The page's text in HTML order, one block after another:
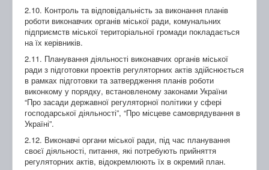
2.10. Контроль та відповідальність за виконання планів
роботи виконавчих органів міської ради, комунальних
підприємств міської територіальної громади покладається
на їх керівників.
2.11. Планування діяльності виконавчих органів міської
ради з підготовки проектів регуляторних актів здійснюється
в рамках підготовки та затвердження планів роботи
виконкому у порядку, встановленому законами України
“Про засади державної регуляторної політики у сфері
господарської діяльності”, “Про місцеве самоврядування в
Україні”.
2.12. Виконавчі органи міської ради, під час планування
своєї діяльності, питання, які потребують прийняття
регуляторних актів, відокремлюють їх в окремий план.